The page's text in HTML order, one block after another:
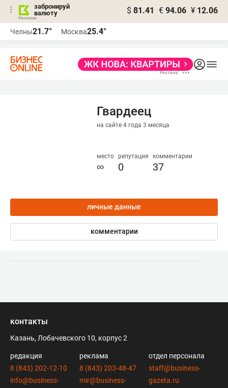
забронируй
валюту
$ 81.41 € 94.06 ¥ 12.06
Челны21.7° Москва25.4°
Гвардеец
на сайте 4 года 3 месяца
место
∞
репутация
0
комментарии
37
личные данные
комментарии
контакты
Казань, Лобачевского 10, корпус 2
редакция
8 (843) 202-12-10
info@business-
реклама
8 (843) 203-48-47
mir@business-
отдел персонала
staff@business-
gazeta.ru